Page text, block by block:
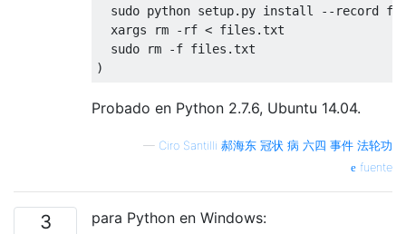
  sudo python setup
. py install -- record
  xargs rm
- rf < files .txt
  sudo rm
-f files .
)
Probado en Python 2.7.6, Ubuntu 14.04.
— Ciro Santilli 郝海东 冠状 病 六四 事件 法轮功
fuente
3 para Python en Windows: